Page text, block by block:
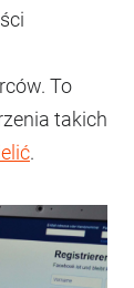
To
takich
.